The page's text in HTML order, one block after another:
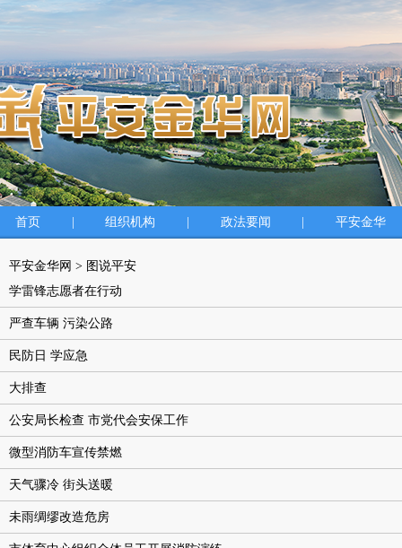
首页 组织机构 政法要闻 平安金华
平安金华网 > 图说平安
学雷锋志愿者在行动
严查车辆 污染公路
民防日 学应急
大排查
公安局长检查 市党代会安保工作
微型消防车宣传禁燃
天气骤冷 街头送暖
未雨绸缪改造危房